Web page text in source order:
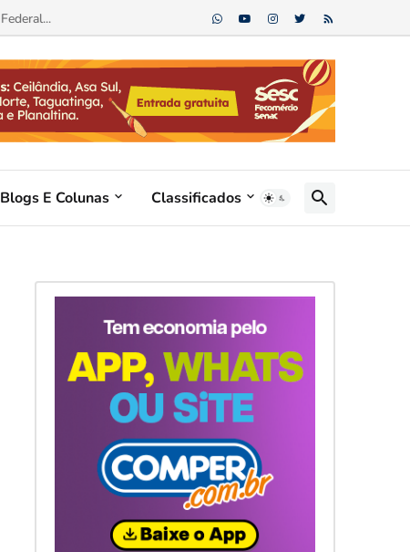
Blogs E Colunas Classificados